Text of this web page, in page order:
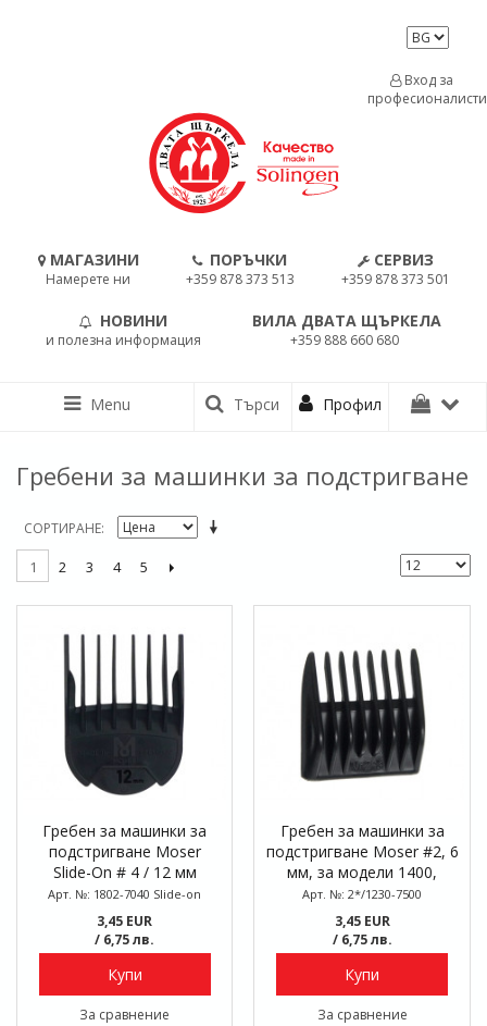
МАГАЗИНИ
Намерете ни
ПОРЪЧКИ
+359 878 373 513
СЕРВИЗ
+359 878 373 501
НОВИНИ
и полезна информация
ВИЛА ДВАТА ЩЪРКЕЛА
+359 888 660 680
Вход за
професионалисти
Menu Търси Профил
Гребени за машинки за подстригване
СОРТИРАНЕ
1 2 3 4 5
Гребен за машинки за
подстригване Moser
Slide-On # 4 / 12 мм
Арт. №: 1802-7040 Slide-on
3,45 EUR
/ 6,75 лв.
Купи
За сравнение
Гребен за машинки за
подстригване Moser #2, 6
мм, за модели 1400,
1170, 1230, 1750
Арт. №: 2*/1230-7500
3,45 EUR
/ 6,75 лв.
Купи
За сравнение